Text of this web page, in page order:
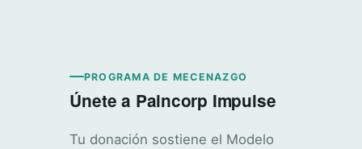
PROGRAMA DE MECENAZGO
Únete a Paincorp Impulse
Tu donación sostiene el Modelo